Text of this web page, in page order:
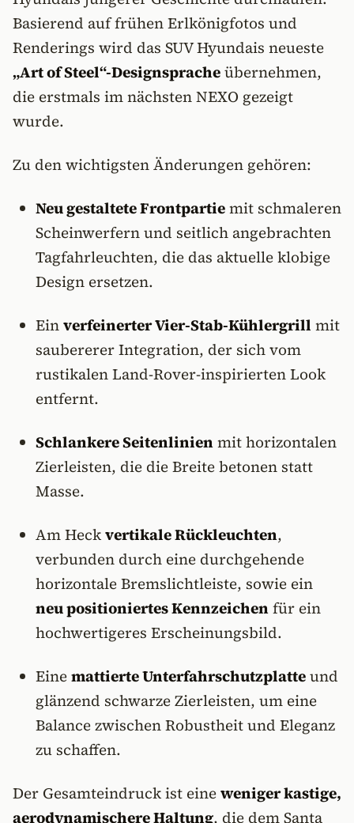
Basierend auf frühen Erlkönigfotos und
Renderings wird das SUV Hyundais neueste
„Art of Steel“-Designspracheübernehmen,
die erstmals im nächsten NEXO gezeigt
wurde.
Zu den wichtigsten Änderungen gehören:
Neu gestaltete Frontpartiemit schmaleren
Scheinwerfern und seitlich angebrachten
Tagfahrleuchten, die das aktuelle klobige
Design ersetzen.
Einverfeinerter Vier-Stab-Kühlergrill mit
saubererer Integration, der sich vom
rustikalen Land-Rover-inspirierten Look
entfernt.
Schlankere Seitenlinienmit horizontalen
Zierleisten, die die Breite betonen statt
Masse.
Am Heckvertikale Rückleuchten,
verbunden durch eine durchgehende
horizontale Bremslichtleiste, sowie ein
neu positioniertes Kennzeichenfür ein
hochwertigeres Erscheinungsbild.
Einemattierte Unterfahrschutzplatteund
glänzend schwarze Zierleisten, um eine
Balance zwischen Robustheit und Eleganz
zu schaffen.
Der Gesamteindruck ist eineweniger kastige,
aerodynamischere Haltung, die dem Santa